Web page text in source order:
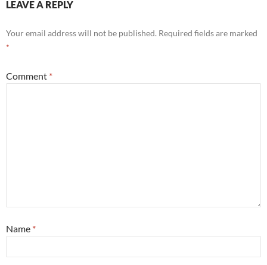
LEAVE A REPLY
Your email address will not be published. Required fields are marked
*
Comment *
Name *